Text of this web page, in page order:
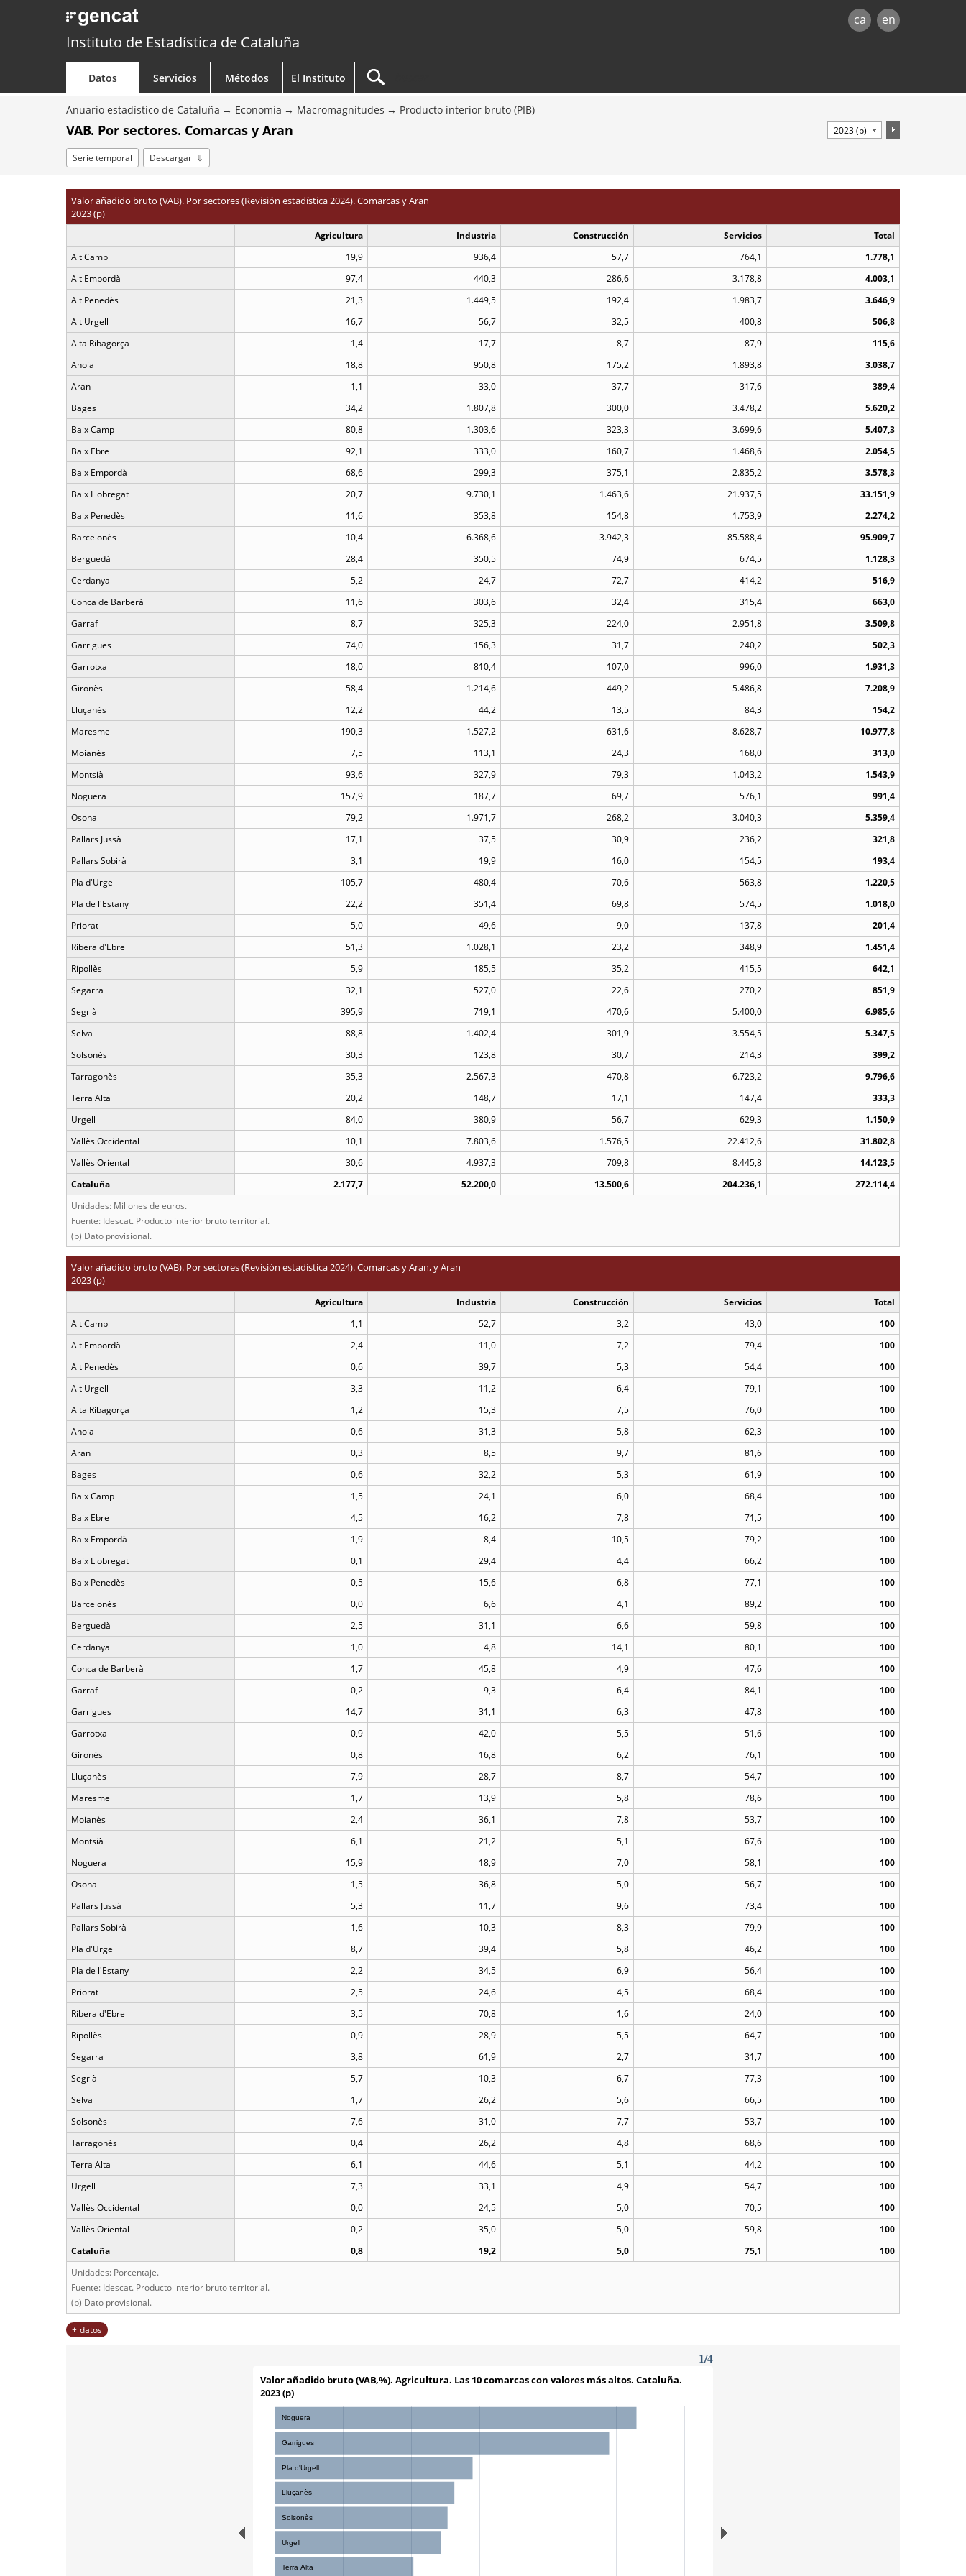
ca en
Instituto de Estadística de Cataluña
Datos Servicios Métodos El Instituto
Anuario estadístico de Cataluña Economía Macromagnitudes Producto interior bruto (PIB)
VAB. Por sectores. Comarcas y Aran
Serie temporal Descargar
Valor añadido bruto (VAB). Por sectores (Revisión estadística 2024). Comarcas y Aran
2023 (p)
Agricultura Industria Construcción Servicios
Total
Alt Camp
19,9 936,4 57,7 764,1
1.778,1
Alt Empordà
97,4 440,3 286,6 3.178,8
4.003,1
Alt Penedès
21,3 1.449,5 192,4 1.983,7
3.646,9
Alt Urgell
16,7 56,7 32,5 400,8
506,8
Alta Ribagorça
1,4 17,7 8,7 87,9
115,6
Anoia
18,8 950,8 175,2 1.893,8
3.038,7
Aran
1,1 33,0 37,7 317,6
389,4
Bages
34,2 1.807,8 300,0 3.478,2
5.620,2
Baix Camp
80,8 1.303,6 323,3 3.699,6
5.407,3
Baix Ebre
92,1 333,0 160,7 1.468,6
2.054,5
Baix Empordà
68,6 299,3 375,1 2.835,2
3.578,3
Baix Llobregat
20,7 9.730,1 1.463,6 21.937,5
33.151,9
Baix Penedès
11,6 353,8 154,8 1.753,9
2.274,2
Barcelonès
10,4 6.368,6 3.942,3 85.588,4
95.909,7
Berguedà
28,4 350,5 74,9 674,5
1.128,3
Cerdanya
5,2 24,7 72,7 414,2
516,9
Conca de Barberà
11,6 303,6 32,4 315,4
663,0
Garraf
8,7 325,3 224,0 2.951,8
3.509,8
Garrigues
74,0 156,3 31,7 240,2
502,3
Garrotxa
18,0 810,4 107,0 996,0
1.931,3
Gironès
58,4 1.214,6 449,2 5.486,8
7.208,9
Lluçanès
12,2 44,2 13,5 84,3
154,2
Maresme
190,3 1.527,2 631,6 8.628,7
10.977,8
Moianès
7,5 113,1 24,3 168,0
313,0
Montsià
93,6 327,9 79,3 1.043,2
1.543,9
Noguera
157,9 187,7 69,7 576,1
991,4
Osona
79,2 1.971,7 268,2 3.040,3
5.359,4
Pallars Jussà
17,1 37,5 30,9 236,2
321,8
Pallars Sobirà
3,1 19,9 16,0 154,5
193,4
Pla d'Urgell
105,7 480,4 70,6 563,8
1.220,5
Pla de l'Estany
22,2 351,4 69,8 574,5
1.018,0
Priorat
5,0 49,6 9,0 137,8
201,4
Ribera d'Ebre
51,3 1.028,1 23,2 348,9
1.451,4
Ripollès
5,9 185,5 35,2 415,5
642,1
Segarra
32,1 527,0 22,6 270,2
851,9
Segrià
395,9 719,1 470,6 5.400,0
6.985,6
Selva
88,8 1.402,4 301,9 3.554,5
5.347,5
Solsonès
30,3 123,8 30,7 214,3
399,2
Tarragonès
35,3 2.567,3 470,8 6.723,2
9.796,6
Terra Alta
20,2 148,7 17,1 147,4
333,3
Urgell
84,0 380,9 56,7 629,3
1.150,9
Vallès Occidental
10,1 7.803,6 1.576,5 22.412,6
31.802,8
Vallès Oriental
30,6 4.937,3 709,8 8.445,8
14.123,5
Cataluña
2.177,7 52.200,0 13.500,6 204.236,1
272.114,4
Unidades: Millones de euros.
Fuente: Idescat. Producto interior bruto territorial.
(p) Dato provisional.
Valor añadido bruto (VAB). Por sectores (Revisión estadística 2024). Comarcas y Aran, y Aran
2023 (p)
Agricultura Industria Construcción Servicios
Total
Alt Camp
1,1 52,7 3,2 43,0
100
Alt Empordà
2,4 11,0 7,2 79,4
100
Alt Penedès
0,6 39,7 5,3 54,4
100
Alt Urgell
3,3 11,2 6,4 79,1
100
Alta Ribagorça
1,2 15,3 7,5 76,0
100
Anoia
0,6 31,3 5,8 62,3
100
Aran
0,3 8,5 9,7 81,6
100
Bages
0,6 32,2 5,3 61,9
100
Baix Camp
1,5 24,1 6,0 68,4
100
Baix Ebre
4,5 16,2 7,8 71,5
100
Baix Empordà
1,9 8,4 10,5 79,2
100
Baix Llobregat
0,1 29,4 4,4 66,2
100
Baix Penedès
0,5 15,6 6,8 77,1
100
Barcelonès
0,0 6,6 4,1 89,2
100
Berguedà
2,5 31,1 6,6 59,8
100
Cerdanya
1,0 4,8 14,1 80,1
100
Conca de Barberà
1,7 45,8 4,9 47,6
100
Garraf
0,2 9,3 6,4 84,1
100
Garrigues
14,7 31,1 6,3 47,8
100
Garrotxa
0,9 42,0 5,5 51,6
100
Gironès
0,8 16,8 6,2 76,1
100
Lluçanès
7,9 28,7 8,7 54,7
100
Maresme
1,7 13,9 5,8 78,6
100
Moianès
2,4 36,1 7,8 53,7
100
Montsià
6,1 21,2 5,1 67,6
100
Noguera
15,9 18,9 7,0 58,1
100
Osona
1,5 36,8 5,0 56,7
100
Pallars Jussà
5,3 11,7 9,6 73,4
100
Pallars Sobirà
1,6 10,3 8,3 79,9
100
Pla d'Urgell
8,7 39,4 5,8 46,2
100
Pla de l'Estany
2,2 34,5 6,9 56,4
100
Priorat
2,5 24,6 4,5 68,4
100
Ribera d'Ebre
3,5 70,8 1,6 24,0
100
Ripollès
0,9 28,9 5,5 64,7
100
Segarra
3,8 61,9 2,7 31,7
100
Segrià
5,7 10,3 6,7 77,3
100
Selva
1,7 26,2 5,6 66,5
100
Solsonès
7,6 31,0 7,7 53,7
100
Tarragonès
0,4 26,2 4,8 68,6
100
Terra Alta
6,1 44,6 5,1 44,2
100
Urgell
7,3 33,1 4,9 54,7
100
Vallès Occidental
0,0 24,5 5,0 70,5
100
Vallès Oriental
0,2 35,0 5,0 59,8
100
Cataluña
0,8 19,2 5,0 75,1
100
Unidades: Porcentaje.
Fuente: Idescat. Producto interior bruto territorial.
(p) Dato provisional.
datos